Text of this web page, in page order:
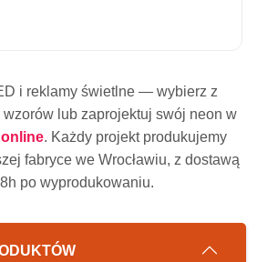
i reklamy świetlne — wybierz z
lub zaprojektuj swój neon w
. Każdy projekt produkujemy
fabryce we Wrocławiu, z dostawą
po wyprodukowaniu.